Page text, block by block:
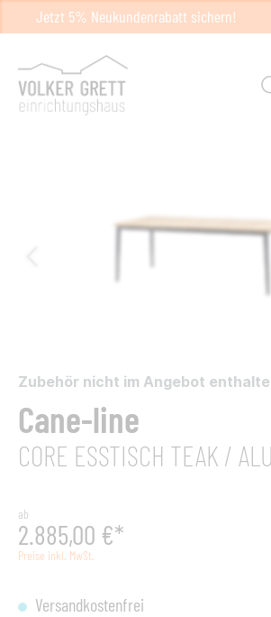
Jetzt 5% Neukundenrabatt sichern!
Zubehör nicht im Angebot
Cane-line
CORE ESSTISCH TEAK /
ab
2.885,00 €*
Preise inkl. MwSt.
Versandkostenfrei